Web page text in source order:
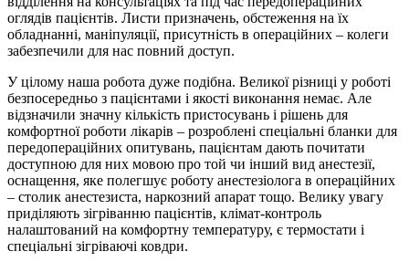
оглядів пацієнтів. Листи призначень, обстеження на їх
обладнанні, маніпуляції, присутність в операційних – колеги
забезпечили для нас повний доступ.
У цілому наша робота дуже подібна. Великої різниці у роботі
безпосередньо з пацієнтами і якості виконання немає. Але
відзначили значну кількість пристосувань і рішень для
комфортної роботи лікарів – розроблені спеціальні бланки для
передопераційних опитувань, пацієнтам дають почитати
доступною для них мовою про той чи інший вид анестезії,
оснащення, яке полегшує роботу анестезіолога в операційних
– столик анестезиста, наркозний апарат тощо. Велику увагу
приділяють зігріванню пацієнтів, клімат-контроль
налаштований на комфортну температуру, є термостати і
спеціальні зігріваючі ковдри.